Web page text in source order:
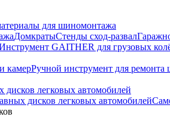
для шиномонтажа
ДомкратыСтенды сход-развал
GAITHER для грузовых
камерРучной инструмент для ремонта
дисков легковых автомобилей
дисков легковых автомобилей